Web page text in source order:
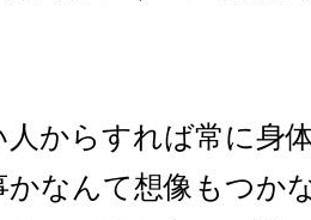
からすれば常に身
なんて想像もつか